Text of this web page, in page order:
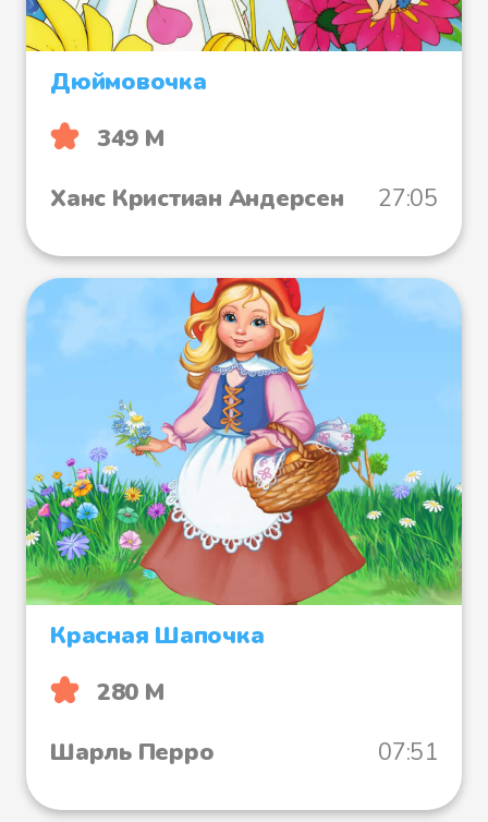
Дюймовочка
349 М
Ханс Кристиан Андерсен
27:05
Красная Шапочка
280 М
Шарль Перро
07:51